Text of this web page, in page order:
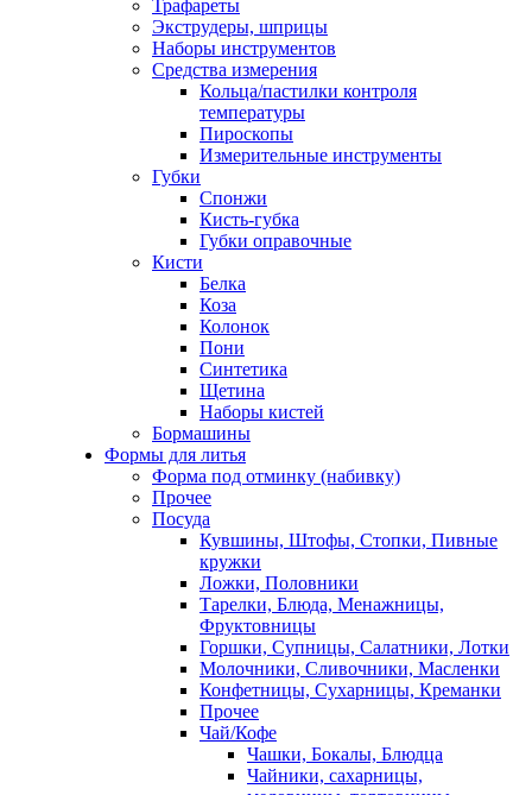
Трафареты
Экструдеры, шприцы
Наборы инструментов
Средства измерения
Кольца/пастилки контроля
температуры
Пироскопы
Измерительные инструменты
Губки
Спонжи
Кисть-губка
Губки оправочные
Кисти
Белка
Коза
Колонок
Пони
Синтетика
Щетина
Наборы кистей
Бормашины
Формы для литья
Форма под отминку (набивку)
Прочее
Посуда
Кувшины, Штофы, Стопки, Пивные
кружки
Ложки, Половники
Тарелки, Блюда, Менажницы,
Фруктовницы
Горшки, Супницы, Салатники, Лотки
Молочники, Сливочники, Масленки
Конфетницы, Сухарницы, Креманки
Прочее
Чай/Кофе
Чашки, Бокалы, Блюдца
Чайники, сахарницы,